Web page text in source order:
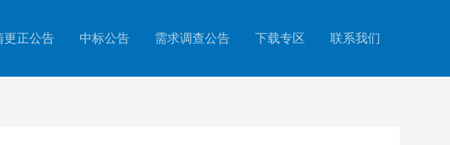
更正公告 中标公告 需求调查公告 下载专区 联系我们